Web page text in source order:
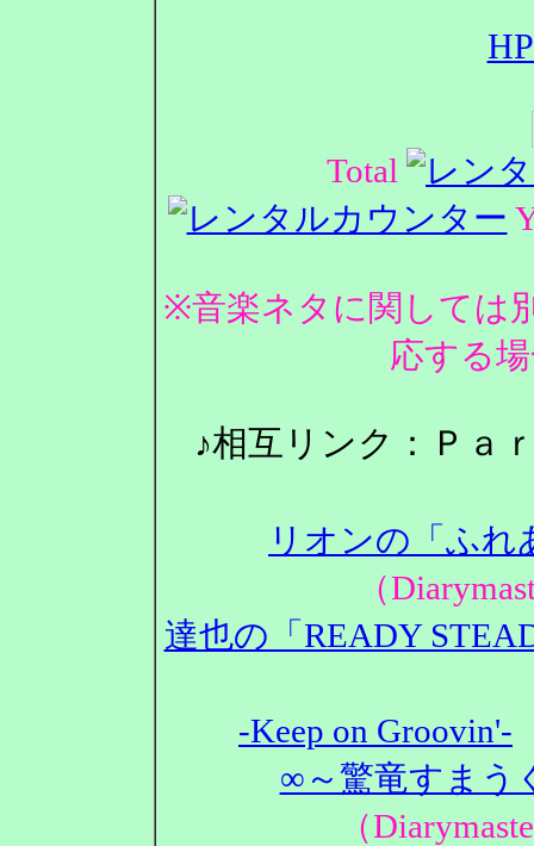
Total
※音楽ネタに関しては
応する
♪相互リンク：Ｐａ
リオンの「ふ
（
達也の「READY
-Keep on Groovin'-
∞～驚竜すまう
（